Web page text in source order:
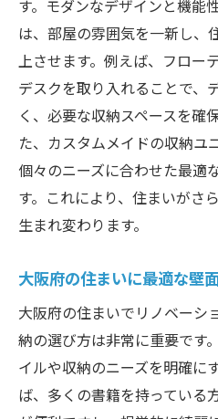
ペース
大阪府での壁面収
リノベーションの
活用テクニック
大阪府の生活スタ
の提案
限られた空間を最
の工夫
大阪府の壁面収納リノベ
空間
壁面収納がもたら
空間を最大限に活
実践
す。モダンなデザインと機能
は、部屋の雰囲気を一新し、
上させます。例えば、フロー
デスクを取り入れることで、
く、必要な収納スペースを確
た、カスタムメイドの収納ユ
個々のニーズに合わせた最適
す。これにより、住まいがさ
生まれ変わります。
大阪府の住まいに最適な壁
大阪府の住まいでリノベーシ
納の選び方は非常に重要です
イルや収納のニーズを明確に
ば、多くの書籍を持っている